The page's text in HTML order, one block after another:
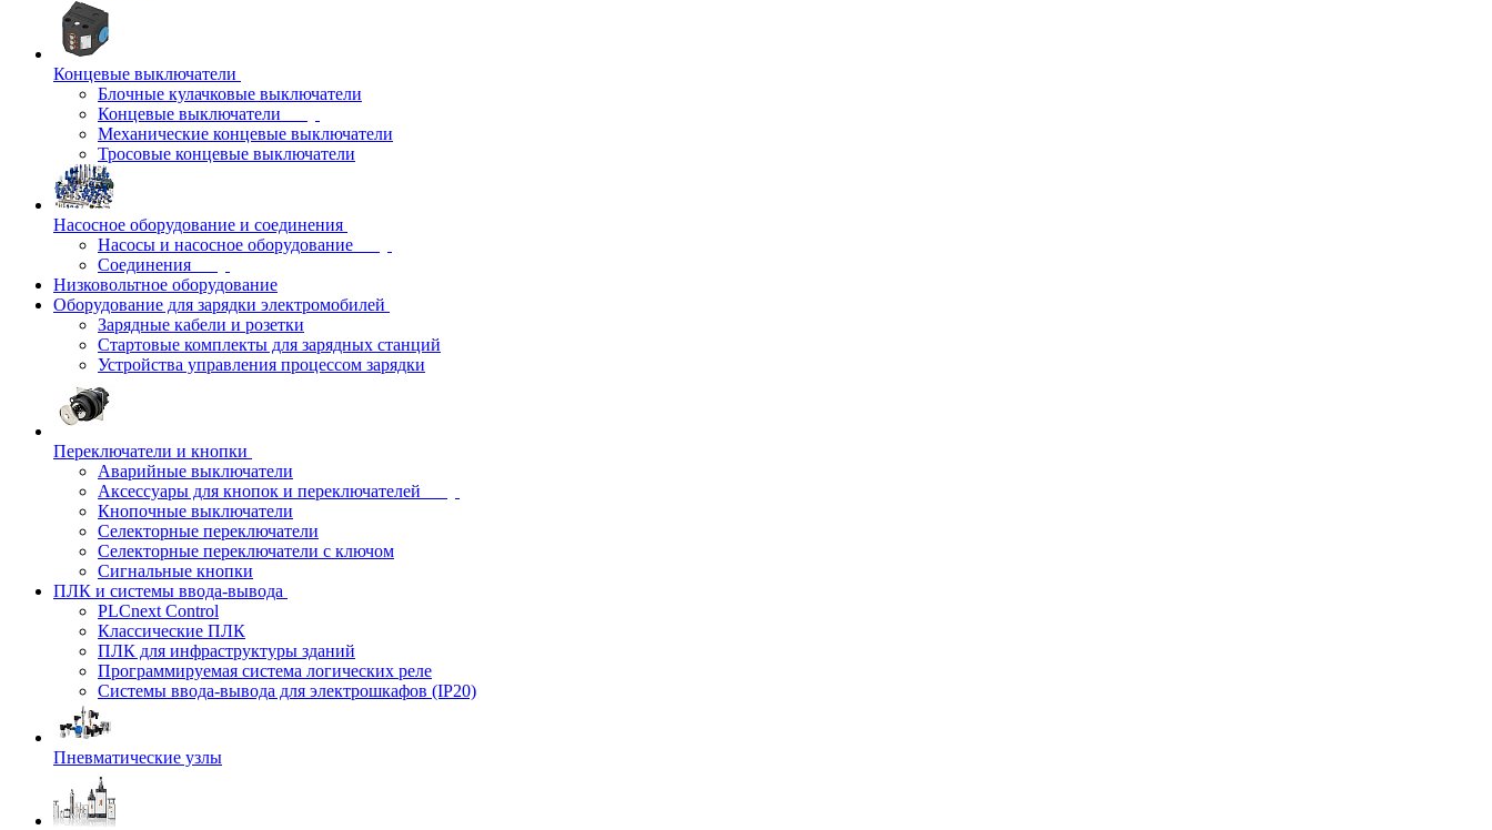
Концевые выключатели
Блочные кулачковые выключатели
Концевые выключатели
Механические концевые выключатели
Тросовые концевые выключатели
Насосное оборудование и соединения
Насосы и насосное оборудование
Соединения
Низковольтное оборудование
Оборудование для зарядки электромобилей
Зарядные кабели и розетки
Стартовые комплекты для зарядных станций
Устройства управления процессом зарядки
Переключатели и кнопки
Аварийные выключатели
Аксессуары для кнопок и переключателей
Кнопочные выключатели
Селекторные переключатели
Селекторные переключатели с ключом
Сигнальные кнопки
ПЛК и системы ввода-вывода
PLCnext Control
Классические ПЛК
ПЛК для инфраструктуры зданий
Программируемая система логических реле
Системы ввода-вывода для электрошкафов (IP20)
Пневматические узлы